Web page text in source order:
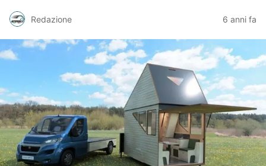
Redazione 6 anni fa